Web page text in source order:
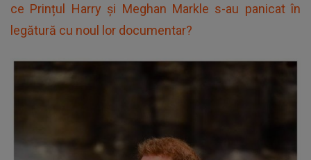
ce Prințul Harry și Meghan Markle s-au panicat în
legătură cu noul lor documentar?